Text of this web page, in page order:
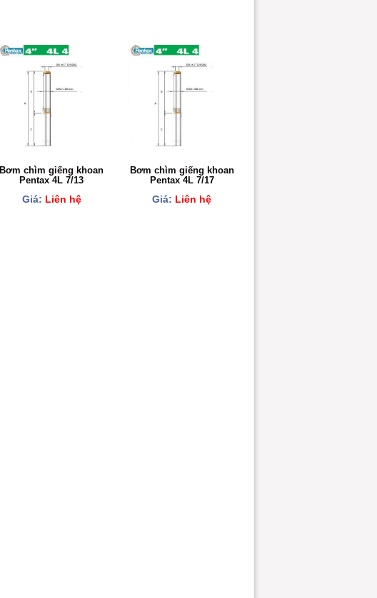
Bơm chìm giếng khoan
Pentax 4L 7/13
Giá: Liên hệ
Bơm chìm giếng khoan
Pentax 4L 7/17
Giá: Liên hệ